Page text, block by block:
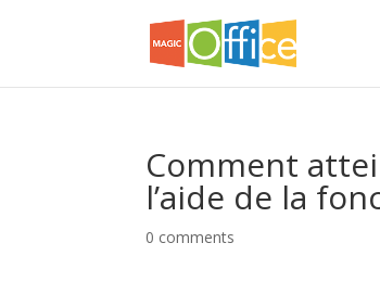
Comment
l’aide de la
0 comments